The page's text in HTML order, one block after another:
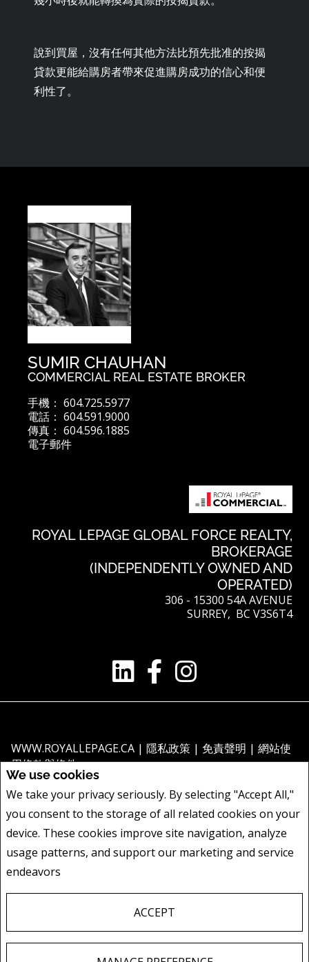
We use cookies
We take your privacy seriously. By selecting "Accept All,"
you consent to the storage of all related cookies on your
device. These cookies improve site navigation, analyze
usage patterns, and support our marketing and service
endeavors
ACCEPT
說到買屋，沒有任何其他方法比預先批准的按揭
貸款更能給購房者帶來促進購房成功的信心和便
利性了。
SUMIR CHAUHAN
COMMERCIAL REAL ESTATE BROKER
手機： 604.725.5977
電話： 604.591.9000
傳真： 604.596.1885
電子郵件
ROYAL LEPAGE GLOBAL FORCE REALTY,
BROKERAGE
(INDEPENDENTLY OWNED AND
OPERATED)
306 - 15300 54A AVENUE
SURREY, BC V3S6T4
WWW.ROYALLEPAGE.CA | 隱私政策 | 免責聲明 | 網站使
用條款與條件
and should be independently verified. No warranties or representations of
any kind are made with respect to the accuracy of such information. Not
intended to solicit buyers or sellers, landlords or tenants currently under
are controlled by The Canadian Real Estate Association (CREA) and identify
real estate professionals who are members of CREA.
estate professionals who are members of CREA.
REALTOR® contact information provided to facilitate inquiries from